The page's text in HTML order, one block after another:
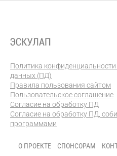
Политика
данных (ПД)
Правила пользования сайтом
Пользовательское соглашение
Согласие на обработку ПД
Согласие на обработку ПД,
программами
О ПРОЕКТЕ СПОНСОРАМ